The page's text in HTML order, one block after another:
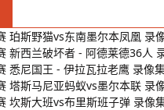
珀斯野猫vs东南墨尔本凤凰 录
新西兰破坏者 - 阿德莱德36人
悉尼国王 - 伊拉瓦拉老鹰 录像
塔斯马尼亚蚂蚁vs墨尔本联 录
坎斯大班vs布里斯班子弹 录像